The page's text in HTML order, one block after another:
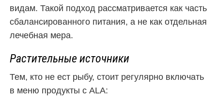
видам. Такой подход рассматривается как часть
сбалансированного питания, а не как отдельная
лечебная мера.
Растительные источники
Тем, кто не ест рыбу, стоит регулярно включать
в меню продукты с ALA: